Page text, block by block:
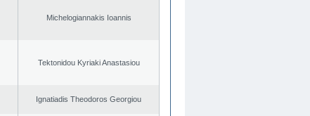
Michelogiannakis Ioannis
Tektonidou Kyriaki Anastasiou
Ignatiadis Theodoros Georgiou